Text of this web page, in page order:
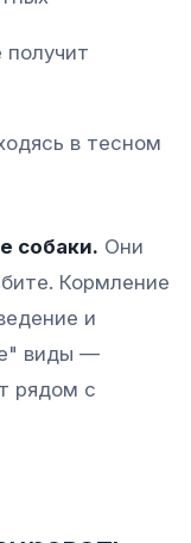
получит
в тесном
собаки. Они
Кормление
и
виды —
рядом с